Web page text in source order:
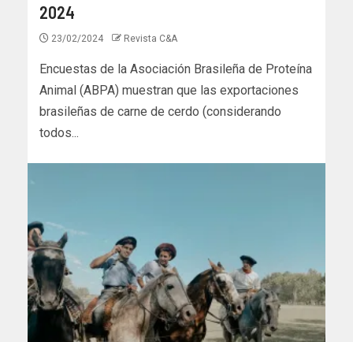
2024
23/02/2024 Revista C&A
Encuestas de la Asociación Brasileña de Proteína
Animal (ABPA) muestran que las exportaciones
brasileñas de carne de cerdo (considerando
todos...